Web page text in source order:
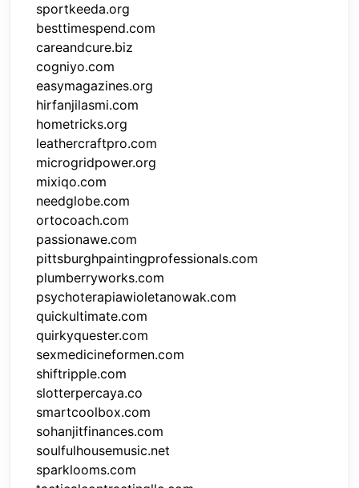
sportkeeda.org
besttimespend.com
careandcure.biz
cogniyo.com
easymagazines.org
hirfanjilasmi.com
hometricks.org
leathercraftpro.com
microgridpower.org
mixiqo.com
needglobe.com
ortocoach.com
passionawe.com
pittsburghpaintingprofessionals.com
plumberryworks.com
psychoterapiawioletanowak.com
quickultimate.com
quirkyquester.com
sexmedicineformen.com
shiftripple.com
slotterpercaya.co
smartcoolbox.com
sohanjitfinances.com
soulfulhousemusic.net
sparklooms.com